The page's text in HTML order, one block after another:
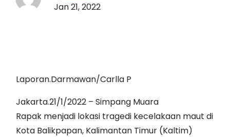
Jan 21, 2022
Laporan.Darmawan/Carlla P
Jakarta.21/1/2022 – Simpang Muara
Rapak menjadi lokasi tragedi kecelakaan maut di
Kota Balikpapan, Kalimantan Timur (Kaltim)